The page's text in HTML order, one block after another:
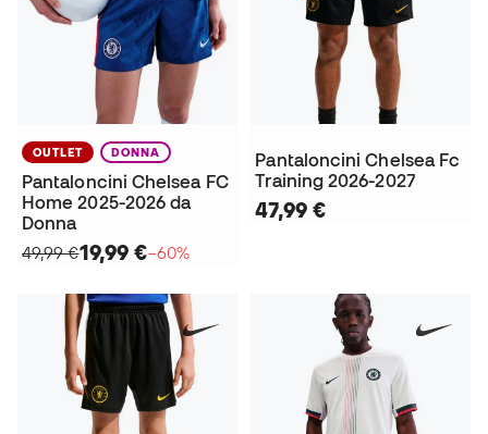
OUTLET DONNA
Pantaloncini Chelsea FC
Home 2025-2026 da
Donna
49,99 €19,99 €−60%
Pantaloncini Chelsea Fc
Training 2026-2027
47,99 €